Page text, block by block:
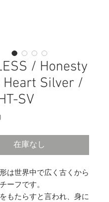
/ Honesty
Silver /
SV
在庫なし
は世界中で広く古くから
ーフです。
もたらすと言われ、身に